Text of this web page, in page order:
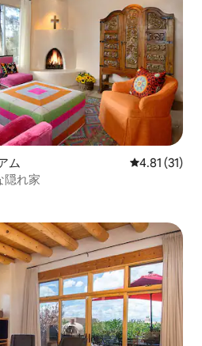
ム レビュー31
4.81 (31)
隠れ家